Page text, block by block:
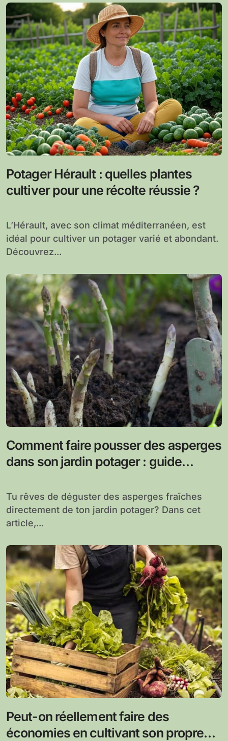
Potager Hérault : quelles plantes
cultiver pour une récolte réussie ?
L’Hérault, avec son climat méditerranéen, est
idéal pour cultiver un potager varié et abondant.
Découvrez...
Comment faire pousser des asperges
dans son jardin potager : guide
Tu rêves de déguster des asperges fraîches
directement de ton jardin potager? Dans cet
article,...
Peut-on réellement faire des
économies en cultivant son propre